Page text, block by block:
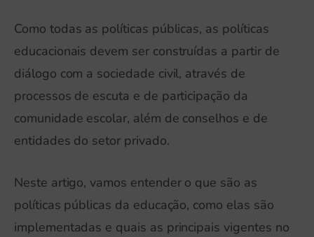
Como todas as políticas públicas, as políticas
educacionais devem ser construídas a partir de
diálogo com a sociedade civil, através de
processos de escuta e de participação da
comunidade escolar, além de conselhos e de
entidades do setor privado.
Neste artigo, vamos entender o que são as
políticas públicas da educação, como elas são
implementadas e quais as principais vigentes no